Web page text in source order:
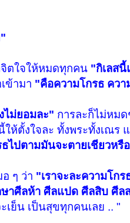
จิตใจให้หมดทุกคน "กิเลส
ข้ามา "คือความโกรธ คว
ไม่ยอมละ" การละก็ไม่หม
ให้ตั้งใจละ ทั้งพระทั้งเณร
ไปตามมันจะตายเชียวหรื
ๆ ว่า "เราจะละความโก
าศีลห้า ศีลแปด ศีลสิบ ศีล
เย็น เป็นสุขทุกคนเลย .. "